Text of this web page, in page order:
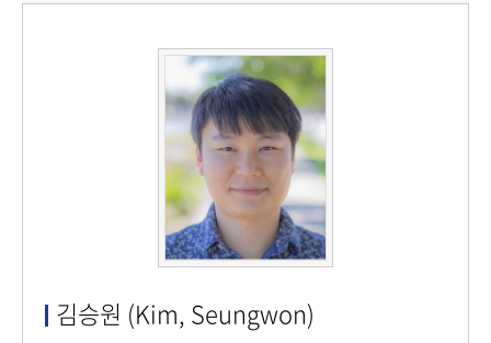
김승원 (Kim, Seungwon)